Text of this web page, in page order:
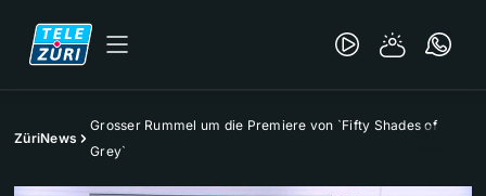
ZüriNews
Grosser Rummel um die Premiere von `Fifty Shades of
Grey`